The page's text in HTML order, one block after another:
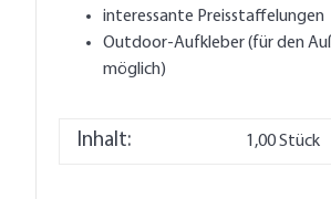
interessante Preisstaffelungen
Outdoor-Aufkleber (für den
möglich)
Inhalt: 1,00 Stück